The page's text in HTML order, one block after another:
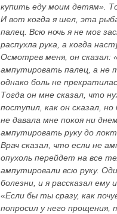
купить еду моим детям».
И вот когда я шел, эта
палец. Всю ночь я не мог
распухла рука, а когда
Осмотрев меня, он сказал:
ампутировать палец, а не
однако боль не
Тогда он мне сказал, что
поступил, как он сказал,
не давала мне покоя ни
ампутировать руку до
Врач сказал, что если не
опухоль перейдет на все
ампутировали всю руку.
болезни, и я рассказал
«Если бы ты сразу, как
попросил у него прощения,